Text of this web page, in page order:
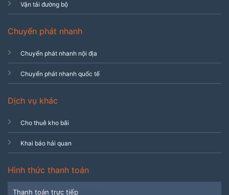
Vận tải đường bộ
Chuyển phát nhanh
Chuyển phát nhanh nội địa
Chuyển phát nhanh quốc tế
Dịch vụ khác
Cho thuê kho bãi
Khai báo hải quan
Hình thức thanh toán
Thanh toán trực tiếp